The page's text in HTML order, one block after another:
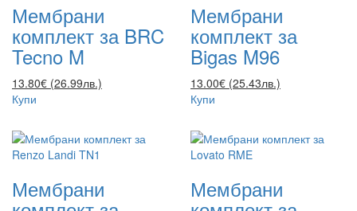
Мембрани
комплект за BRC
Tecno M
13.80€ (26.99лв.)
Купи
Мембрани
комплект за
Bigas M96
13.00€ (25.43лв.)
Купи
Мембрани Мембрани